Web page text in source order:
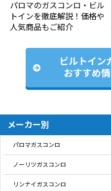
パロマのガスコンロ・ビル
トインを徹底解説！価格や
人気商品もご紹介
ビルトイン
おすすめ
メーカー別
パロマガスコンロ
ノーリツガスコンロ
リンナイガスコンロ